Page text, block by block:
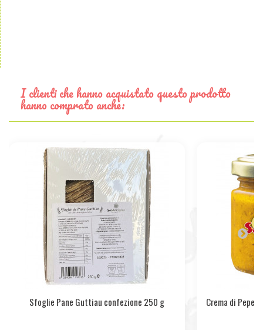
I clienti che hanno acquistato questo prodotto
hanno comprato anche:
Sfoglie Pane Guttiau confezione 250 g Crema di